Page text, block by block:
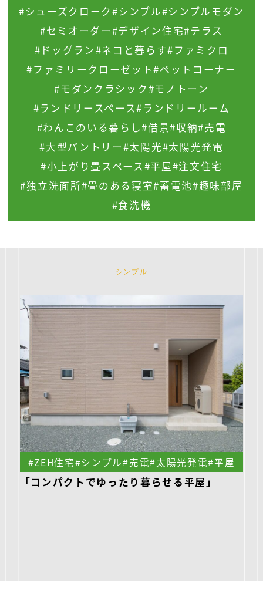
#シューズクローク#シンプル#シンプルモダン
#セミオーダー#デザイン住宅#テラス
#ドッグラン#ネコと暮らす#ファミクロ
#ファミリークローゼット#ペットコーナー
#モダンクラシック#モノトーン
#ランドリースペース#ランドリールーム
#わんこのいる暮らし#借景#収納#売電
#大型パントリー#太陽光#太陽光発電
#小上がり畳スペース#平屋#注文住宅
#独立洗面所#畳のある寝室#蓄電池#趣味部屋
#食洗機
シンプル
#ZEH住宅#シンプル#売電#太陽光発電#平屋
「コンパクトでゆったり暮らせる平屋」